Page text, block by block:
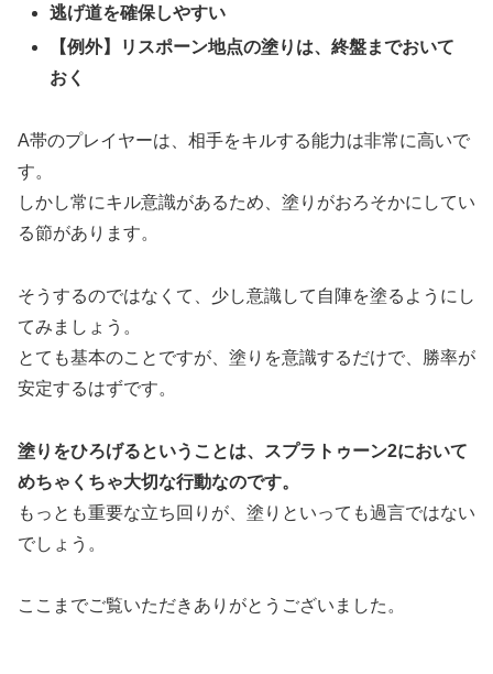
逃げ道を確保しやすい
【例外】リスポーン地点の塗りは、終盤までおいて
おく
A帯のプレイヤーは、相手をキルする能力は非常に高いで
す。
しかし常にキル意識があるため、塗りがおろそかにしてい
る節があります。
そうするのではなくて、少し意識して自陣を塗るようにし
てみましょう。
とても基本のことですが、塗りを意識するだけで、勝率が
安定するはずです。
塗りをひろげるということは、スプラトゥーン2において
めちゃくちゃ大切な行動なのです。
もっとも重要な立ち回りが、塗りといっても過言ではない
でしょう。
ここまでご覧いただきありがとうございました。